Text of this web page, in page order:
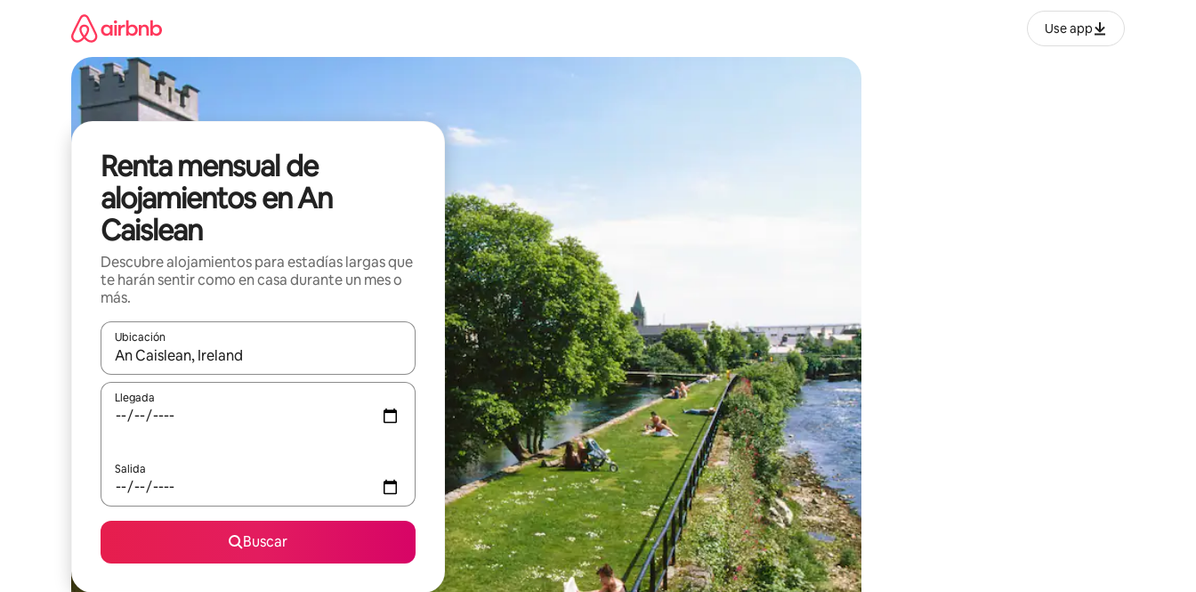
Use app
Renta mensual de
alojamientos en An
Caislean
Descubre alojamientos para estadías largas que
te harán sentir como en casa durante un mes o
más.
Ubicación
Cuando los resultados estén disponibles, navega con las teclas de flecha hacia arriba y hacia abajo o explora con el tacto o desliza el dedo.
Llegada
Salida
Buscar